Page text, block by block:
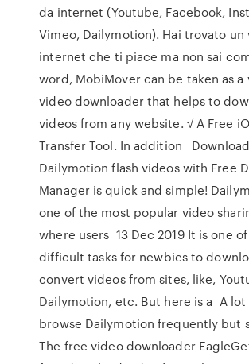
da internet (Youtube, Facebook,
Vimeo, Dailymotion). Hai trovato un
internet che ti piace ma non sai
word, MobiMover can be taken as a
video downloader that helps to
videos from any website. √ A Free
Transfer Tool. In addition
Dailymotion flash videos with Free
Manager is quick and simple!
one of the most popular video
where users 13 Dec 2019 It is one
difficult tasks for newbies to
convert videos from sites, like,
Dailymotion, etc. But here is a A
browse Dailymotion frequently but
The free video downloader